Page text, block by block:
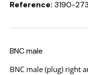
Reference: 3190-
BNC male
BNC male (plug) right